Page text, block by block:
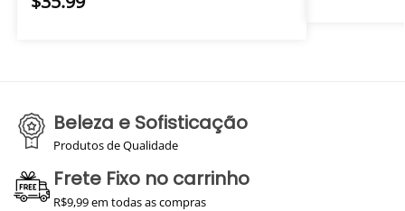
Beleza e Sofisticação
Produtos de Qualidade
Frete Fixo no carrinho
R$9,99 em todas as compras